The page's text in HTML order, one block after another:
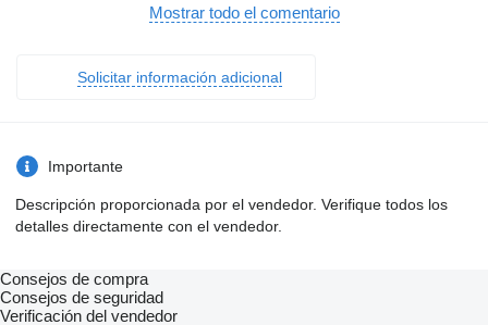
Kopfstütze; nur für Fahrer: mit Memory- & Massagefunktion
Fahrgastraum
Digitaler Radioempfang
Elektrische Heckklappe (öffnend/schließend) mit "Easy Open"
und "Easy Close" Funktion
Head-Up-Display
Optionsinfotainment (MIB3)
Gesamtleistung, digitaler 16-Kanal-Verstärker, Subwoofer
Mobiltelefon-Schnittstelle "Comfort" mit induktiver Ladefunktion
Navigationssystem "Discover Pro" mit 25,4 cm (10") Touch-
Mostrar todo el comentario
Solicitar información adicional
Importante
Descripción proporcionada por el vendedor. Verifique todos los
detalles directamente con el vendedor.
Consejos de compra
Consejos de seguridad
Verificación del vendedor